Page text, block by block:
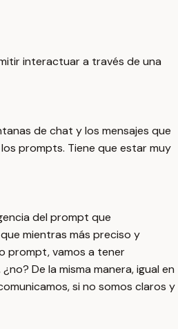
interactuar a través de una
de chat y los mensajes que
prompts. Tiene que estar muy
del prompt que
mientras más preciso y
prompt, vamos a tener
De la misma manera, igual en
si no somos claros y